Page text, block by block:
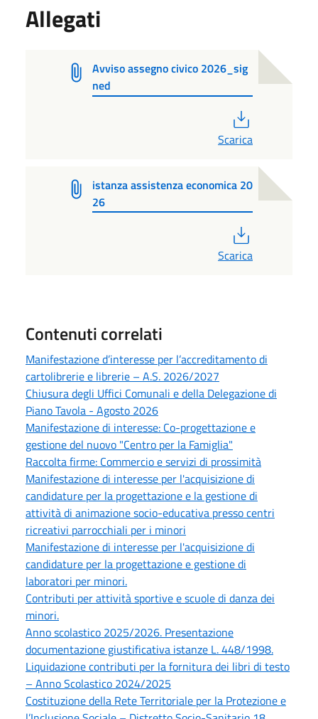
Allegati
Avviso assegno civico 2026_sig
ned
Scarica
istanza assistenza economica 20
26
Scarica
Contenuti correlati
Manifestazione d’interesse per l’accreditamento di
cartolibrerie e librerie – A.S. 2026/2027
Chiusura degli Uffici Comunali e della Delegazione di
Piano Tavola - Agosto 2026
Manifestazione di interesse: Co-progettazione e
gestione del nuovo "Centro per la Famiglia"
Raccolta firme: Commercio e servizi di prossimità
Manifestazione di interesse per l'acquisizione di
candidature per la progettazione e la gestione di
attività di animazione socio-educativa presso centri
ricreativi parrocchiali per i minori
Manifestazione di interesse per l'acquisizione di
candidature per la progettazione e gestione di
laboratori per minori.
Contributi per attività sportive e scuole di danza dei
minori.
Anno scolastico 2025/2026. Presentazione
documentazione giustificativa istanze L. 448/1998.
Liquidazione contributi per la fornitura dei libri di testo
– Anno Scolastico 2024/2025
Costituzione della Rete Territoriale per la Protezione e